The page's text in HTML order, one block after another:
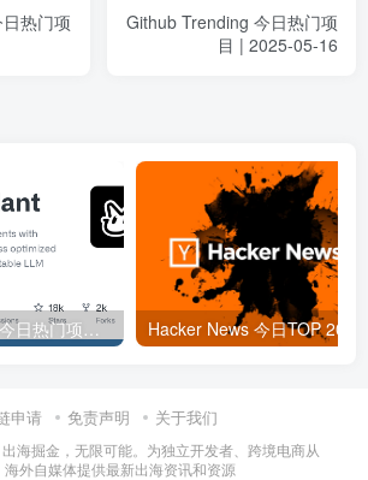
热门项
Github Trending 今日热门项
目 | 2025-05-16
Github Trending 今日热门项目 | 2025-09-06
申请 免责声明 关于我们
出海掘金，无限可能。为独立开发者、跨境电商从
海外自媒体提供最新出海资讯和资源